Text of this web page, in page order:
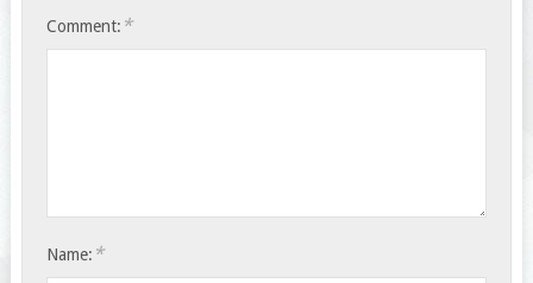
Comment: *
Name: *